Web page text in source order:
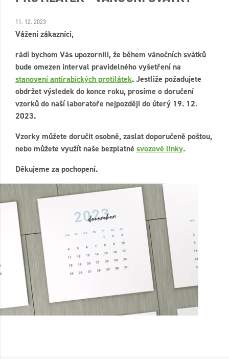
11. 12. 2023
Vážení zákazníci,
rádi bychom Vás upozornili, že během vánočních svátků
bude omezen interval pravidelného vyšetření na
stanovení antirabických protilátek. Jestliže požadujete
obdržet výsledek do konce roku, prosíme o doručení
vzorků do naší laboratoře nejpozději do úterý 19. 12.
2023.
Vzorky můžete doručit osobně, zaslat doporučeně poštou,
nebo můžete využít naše bezplatné svozové linky.
Děkujeme za pochopení.